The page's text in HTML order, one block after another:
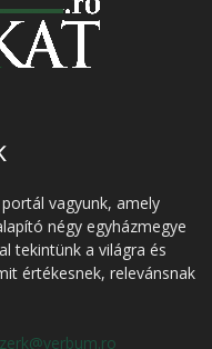
vagyunk, amely
négy egyházmegye
tekintünk a világra és
értékesnek, relevánsnak